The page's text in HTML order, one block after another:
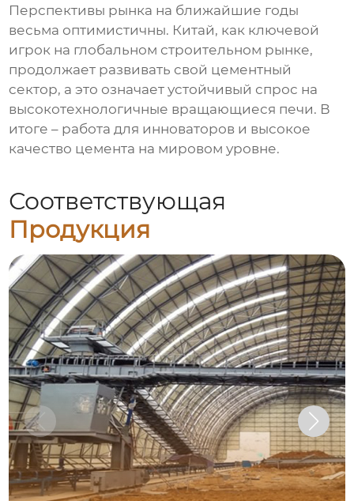
Перспективы рынка на ближайшие годы
весьма оптимистичны. Китай, как ключевой
игрок на глобальном строительном рынке,
продолжает развивать свой цементный
сектор, а это означает устойчивый спрос на
высокотехнологичные вращающиеся печи. В
итоге – работа для инноваторов и высокое
качество цемента на мировом уровне.
Соответствующая
Продукция